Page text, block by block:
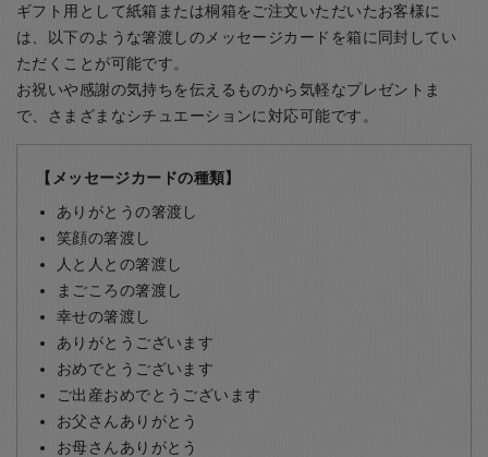
ギフト用として紙箱または桐箱をご注文いただいたお客様に
は、以下のような箸渡しのメッセージカードを箱に同封してい
ただくことが可能です。
お祝いや感謝の気持ちを伝えるものから気軽なプレゼントま
で、さまざまなシチュエーションに対応可能です。
【メッセージカードの種類】
ありがとうの箸渡し
笑顔の箸渡し
人と人との箸渡し
まごころの箸渡し
幸せの箸渡し
ありがとうございます
おめでとうございます
ご出産おめでとうございます
お父さんありがとう
お母さんありがとう